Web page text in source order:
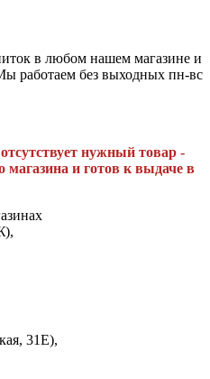
в любом нашем магазине и
работаем без выходных пн-вс
нужный товар -
магазина и готов к выдаче в
31Е),